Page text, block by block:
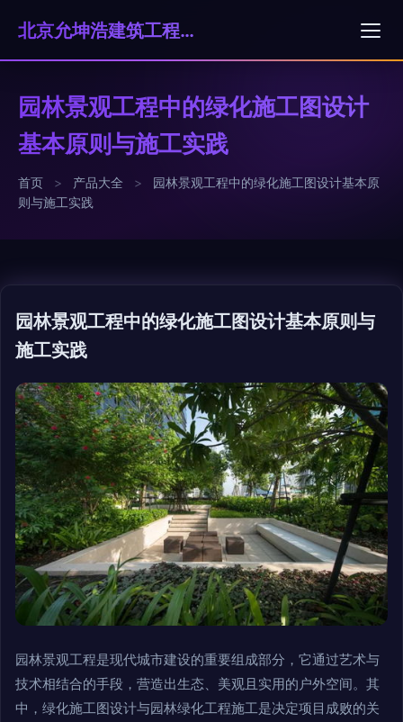
北京允坤浩建筑工程有限公司
园林景观工程中的绿化施工图设计
基本原则与施工实践
首页 > 产品大全 >
园林景观工程中的绿化施工图设计基本原
则与施工实践
园林景观工程中的绿化施工图设计基本原则与
施工实践
园林景观工程是现代城市建设的重要组成部分，它通过艺术与
技术相结合的手段，营造出生态、美观且实用的户外空间。其
中，绿化施工图设计与园林绿化工程施工是决定项目成败的关